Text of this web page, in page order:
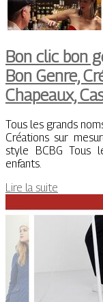
Bon clic bon
Bon Genre,
Chapeaux,
Tous les grands
Créations sur
style BCBG Tous
enfants.
Lire la suite